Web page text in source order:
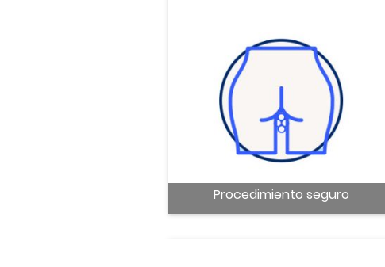
Procedimiento seguro